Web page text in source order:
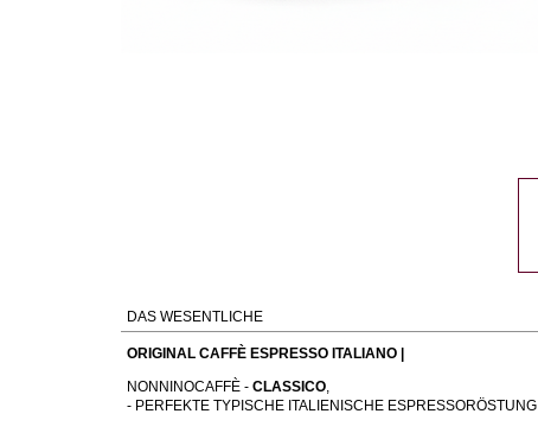
DAS WESENTLICHE
ORIGINAL CAFFÈ ESPRESSO ITALIANO |
NONNINOCAFFÈ - CLASSICO,
- PERFEKTE TYPISCHE ITALIENISCHE ESPRESSORÖSTUNG